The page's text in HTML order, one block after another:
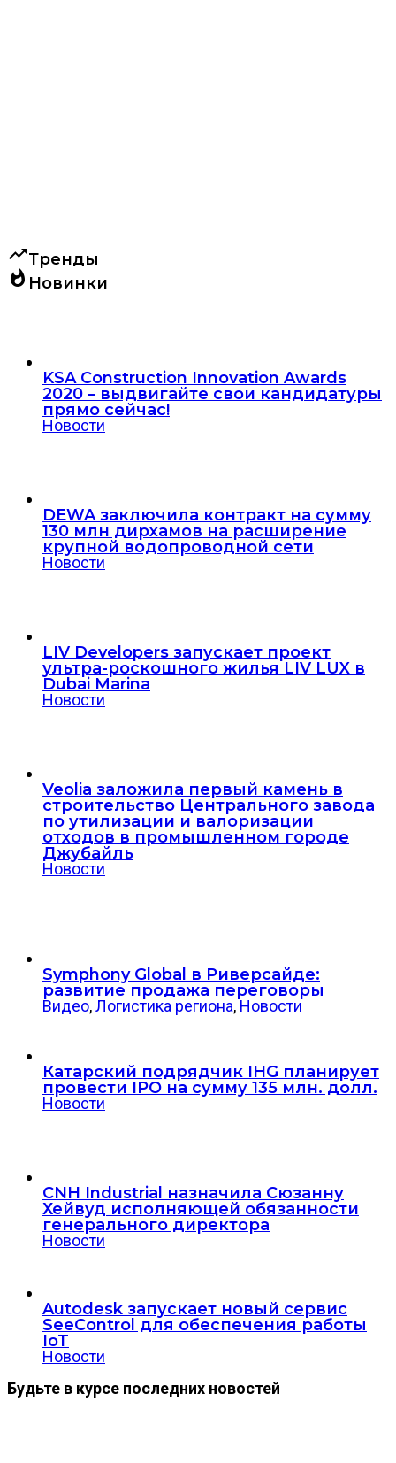
trending_upТренды
whatshot Новинки
KSA Construction Innovation Awards
2020 – выдвигайте свои кандидатуры
прямо сейчас!
Новости
DEWA заключила контракт на сумму
130 млн дирхамов на расширение
крупной водопроводной сети
Новости
LIV Developers запускает проект
ультра-роскошного жилья LIV LUX в
Dubai Marina
Новости
Veolia заложила первый камень в
строительство Центрального завода
по утилизации и валоризации
отходов в промышленном городе
Джубайль
Новости
Symphony Global в Риверсайде:
развитие продажа переговоры
Видео,Логистика региона, Новости
Катарский подрядчик IHG планирует
провести IPO на сумму 135 млн. долл.
Новости
CNH Industrial назначила Сюзанну
Хейвуд исполняющей обязанности
генерального директора
Новости
Autodesk запускает новый сервис
SeeControl для обеспечения работы
IoT
Новости
Будьте в курсе последних новостей